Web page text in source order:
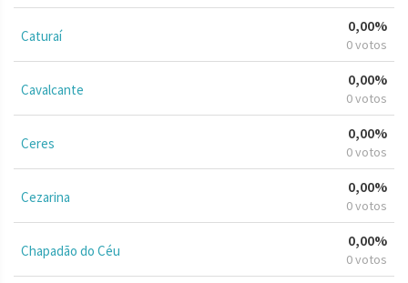
Caturaí
0,00%
0 votos
Cavalcante
0,00%
0 votos
Ceres
0,00%
0 votos
Cezarina
0,00%
0 votos
Chapadão do Céu
0,00%
0 votos